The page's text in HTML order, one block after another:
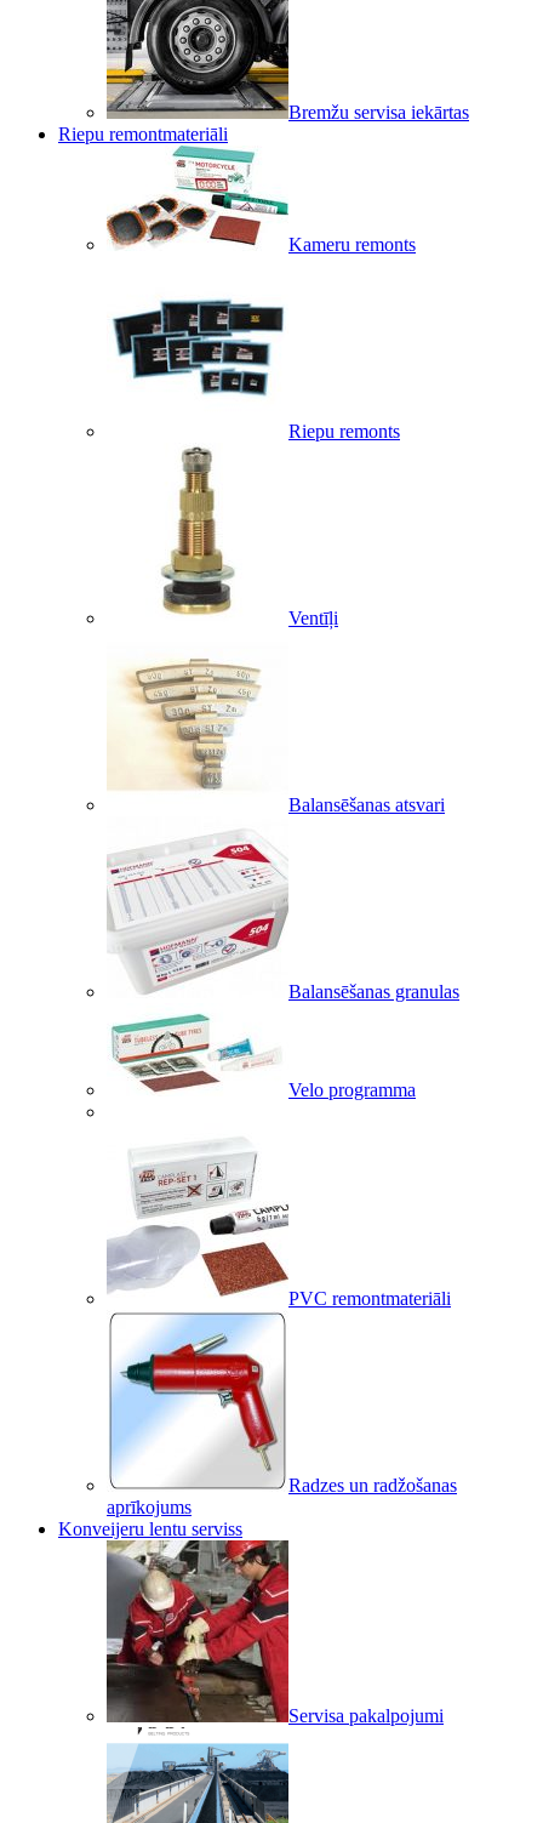
Bremžu servisa iekārtas
Riepu remontmateriāli
Kameru remonts
Riepu remonts
Ventīļi
Balansēšanas atsvari
Balansēšanas granulas
Velo programma
PVC remontmateriāli
Radzes un radžošanas
aprīkojums
Konveijeru lentu serviss
Servisa pakalpojumi